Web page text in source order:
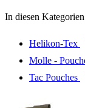
In diesen
Helikon-Tex
Molle -
Tac Pouches